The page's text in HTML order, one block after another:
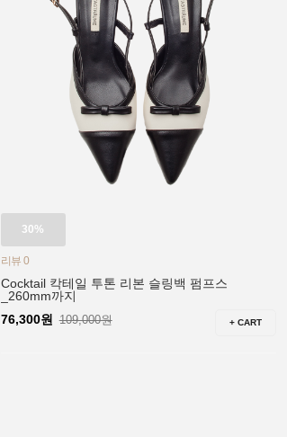
30%
리뷰 0
Cocktail 칵테일 투톤 리본 슬링백 펌프스
_260mm까지
76,300원
109,000원 + CART